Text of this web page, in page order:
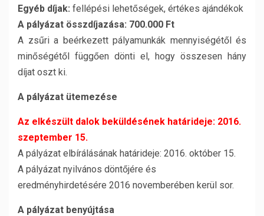
Egyéb díjak: fellépési lehetőségek, értékes ajándékok
A pályázat összdíjazása: 700.000 Ft
A zsűri a beérkezett pályamunkák mennyiségétől és
minőségétől függően dönti el, hogy összesen hány
díjat oszt ki.
A pályázat ütemezése
Az elkészült dalok beküldésének határideje: 2016.
szeptember 15.
A pályázat elbírálásának határideje: 2016. október 15.
A pályázat nyilvános döntőjére és
eredményhirdetésére 2016 novemberében kerül sor.
A pályázat benyújtása